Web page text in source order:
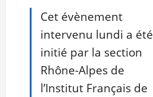
Cet évènement
intervenu lundi a été
initié par la section
Rhône-Alpes de
l’Institut Français de